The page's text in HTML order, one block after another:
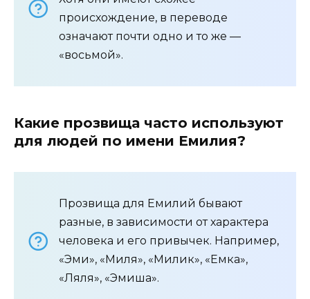
происхождение, в переводе
означают почти одно и то же —
«восьмой».
Какие прозвища часто используют
для людей по имени Емилия?
Прозвища для Емилий бывают
разные, в зависимости от характера
человека и его привычек. Например,
«Эми», «Миля», «Милик», «Емка»,
«Ляля», «Эмиша».